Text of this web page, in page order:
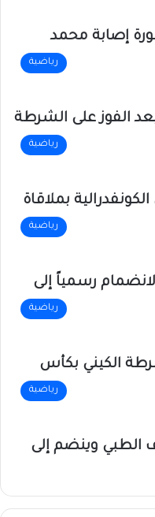
إصابة محمد
رياضية
بعد الفوز على الشرطة
رياضية
بملاقاة
رياضية
رسمياً إلى
رياضية
الكيني بكأس
رياضية
الطبي وينضم إلى